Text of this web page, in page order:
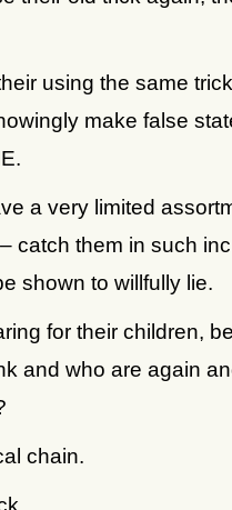
using the same
make false
a very limited
catch them in such
shown to willfully lie.
for their children,
and who are again
chain.